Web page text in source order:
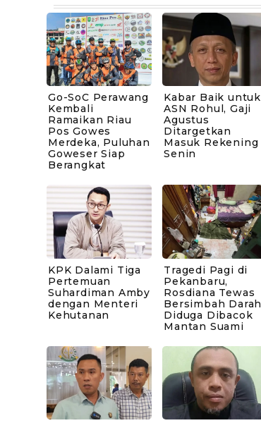
Go-SoC Perawang
Kembali
Ramaikan Riau
Pos Gowes
Merdeka, Puluhan
Goweser Siap
Berangkat
Kabar Baik untuk
ASN Rohul, Gaji
Agustus
Ditargetkan
Masuk Rekening
Senin
KPK Dalami Tiga
Pertemuan
Suhardiman Amby
dengan Menteri
Kehutanan
Tragedi Pagi di
Pekanbaru,
Rosdiana Tewas
Bersimbah Darah
Diduga Dibacok
Mantan Suami